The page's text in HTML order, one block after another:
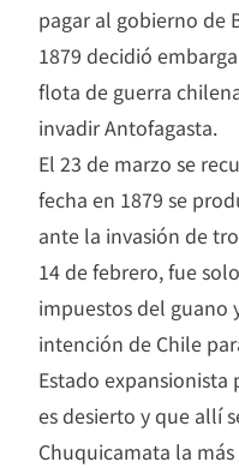
pagar al gobierno de
1879 decidió
flota de guerra
invadir Antofagasta.
El 23 de marzo se
fecha en 1879 se
ante la invasión de
14 de febrero, fue
impuestos del guano
intención de Chile
Estado
es desierto y que allí
Chuquicamata la